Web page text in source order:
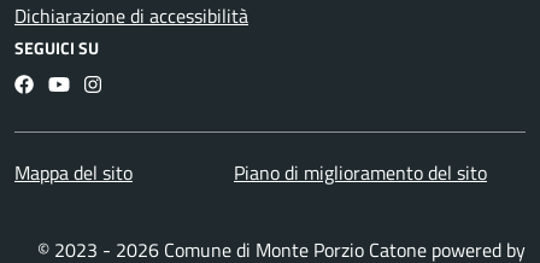
Dichiarazione di accessibilità
SEGUICI SU
Facebook
YouTubeInstagram
Mappa del sito Piano di miglioramento del sito
© 2023 - 2026 Comune di Monte Porzio Catone powered by